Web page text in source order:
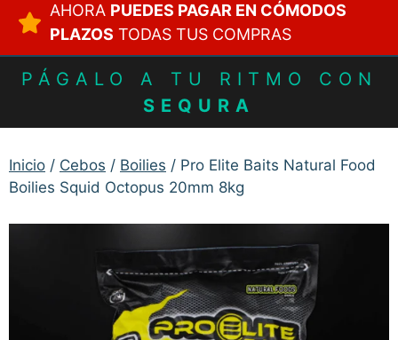
AHORA PUEDES PAGAR EN CÓMODOS
PLAZOS TODAS TUS COMPRAS
PÁGALO A TU RITMO CON
SEQURA
Inicio / Cebos / Boilies / Pro Elite Baits Natural Food
Boilies Squid Octopus 20mm 8kg